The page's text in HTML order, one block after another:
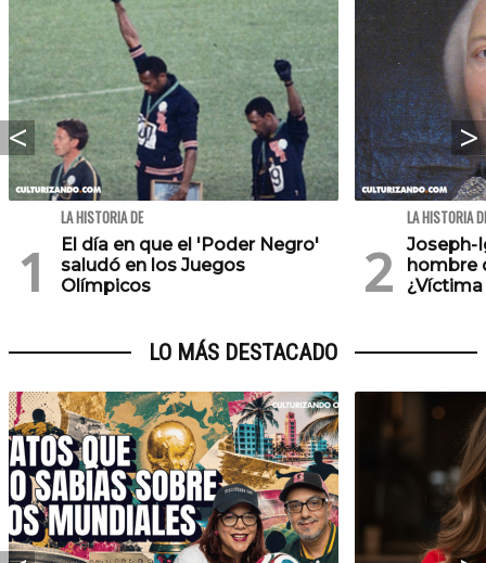
LA HISTORIA DE
El día en que el 'Poder Negro'
saludó en los Juegos
Olímpicos
LA HISTORIA
Joseph-
hombre
LO MÁS DESTACADO